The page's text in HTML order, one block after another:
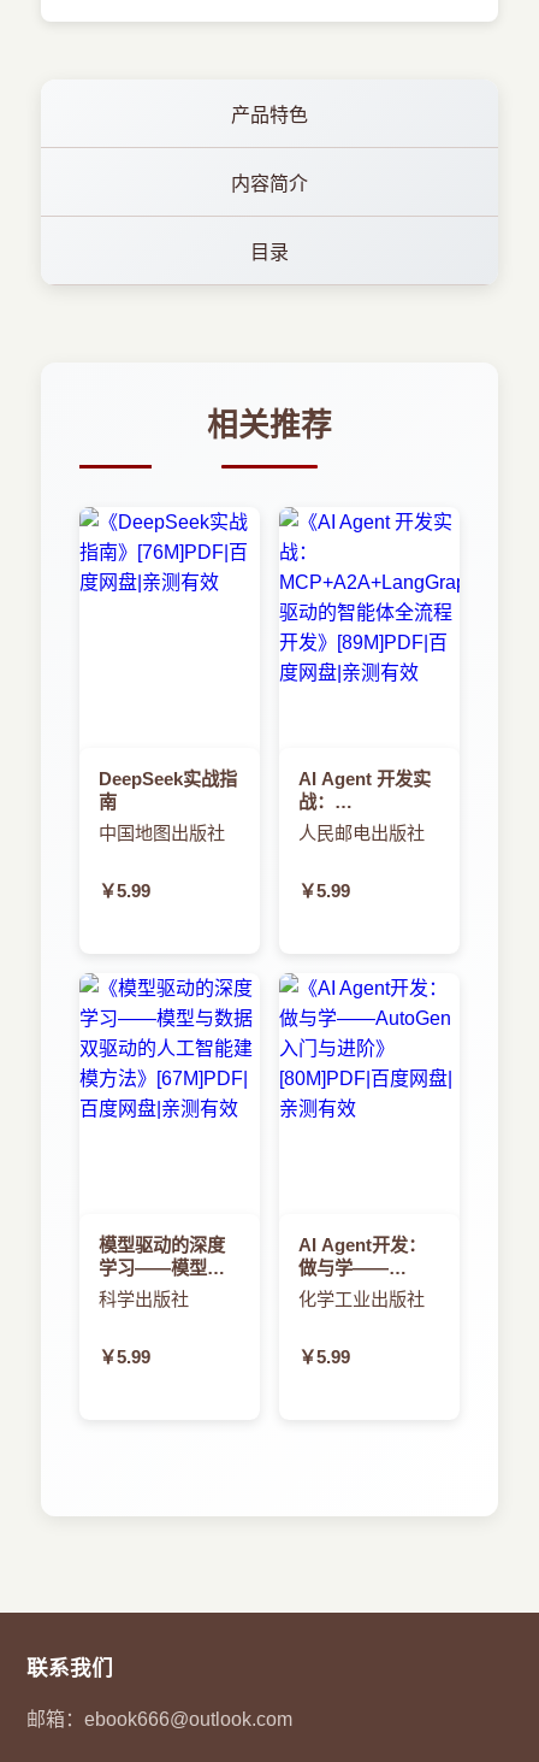
产品特色
内容简介
目录
相关推荐
DeepSeek实战指
南
中国地图出版社
￥5.99
AI Agent 开发实
战：
MCP+A2A+LangGraph
驱动的智能体全
人民邮电出版社
￥5.99
模型驱动的深度
学习——模型与
数据双驱动的人
工智能建模方法
科学出版社
￥5.99
AI Agent开发：
做与学——
AutoGen入门与
进阶
化学工业出版社
￥5.99
联系我们
邮箱：ebook666@outlook.com